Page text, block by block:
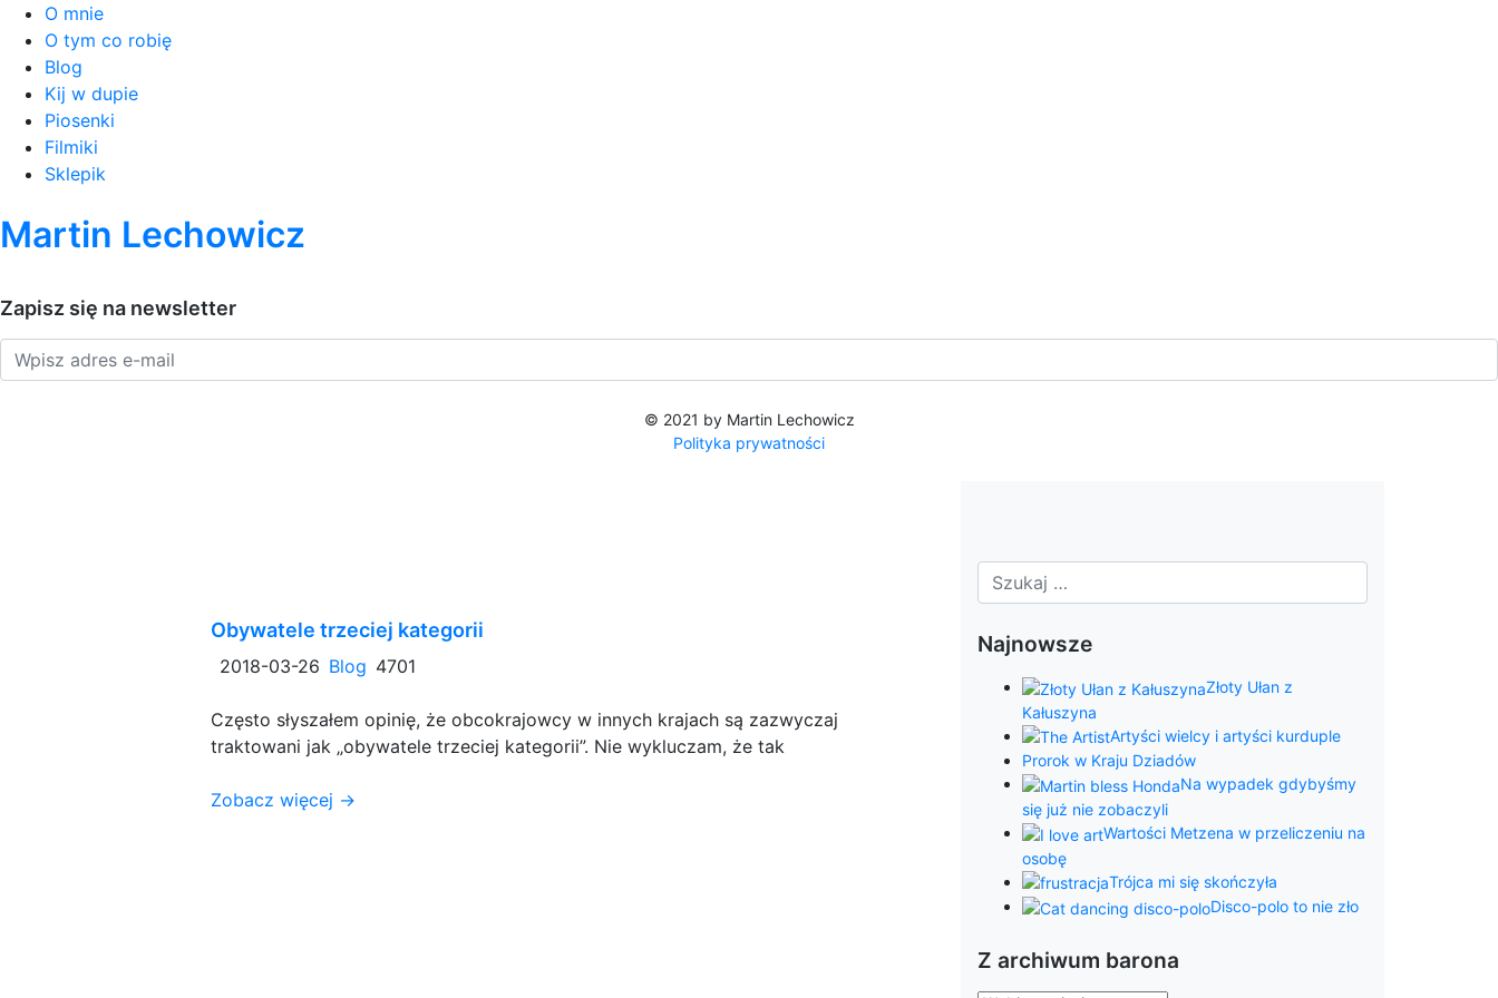
O mnie
O tym co robię
Blog
Kij w dupie
Piosenki
Filmiki
Sklepik
Martin Lechowicz
Zapisz się na newsletter
© 2021 by Martin Lechowicz
Polityka prywatności
Obywatele trzeciej kategorii
2018-03-26 Blog 4701
Często słyszałem opinię, że obcokrajowcy w innych krajach są zazwyczaj
traktowani jak „obywatele trzeciej kategorii”. Nie wykluczam, że tak
Zobacz więcej →
Najnowsze
Złoty Ułan z
Kałuszyna
Artyści wielcy i artyści kurduple
Prorok w Kraju Dziadów
Na wypadek gdybyśmy
się już nie zobaczyli
Wartości Metzena w przeliczeniu na
osobę
Trójca mi się skończyła
Disco-polo to nie zło
Z archiwum barona